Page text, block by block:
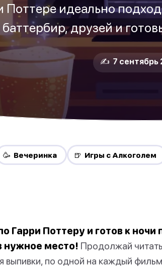
идеально
друзей и
✍️ 7 сентябрь
🥳 Вечеринка 🍺 Игры с Алкоголем
Гарри Поттеру и готов к ночи
нужное место! Продолжай
выпивки, по одной на каждый